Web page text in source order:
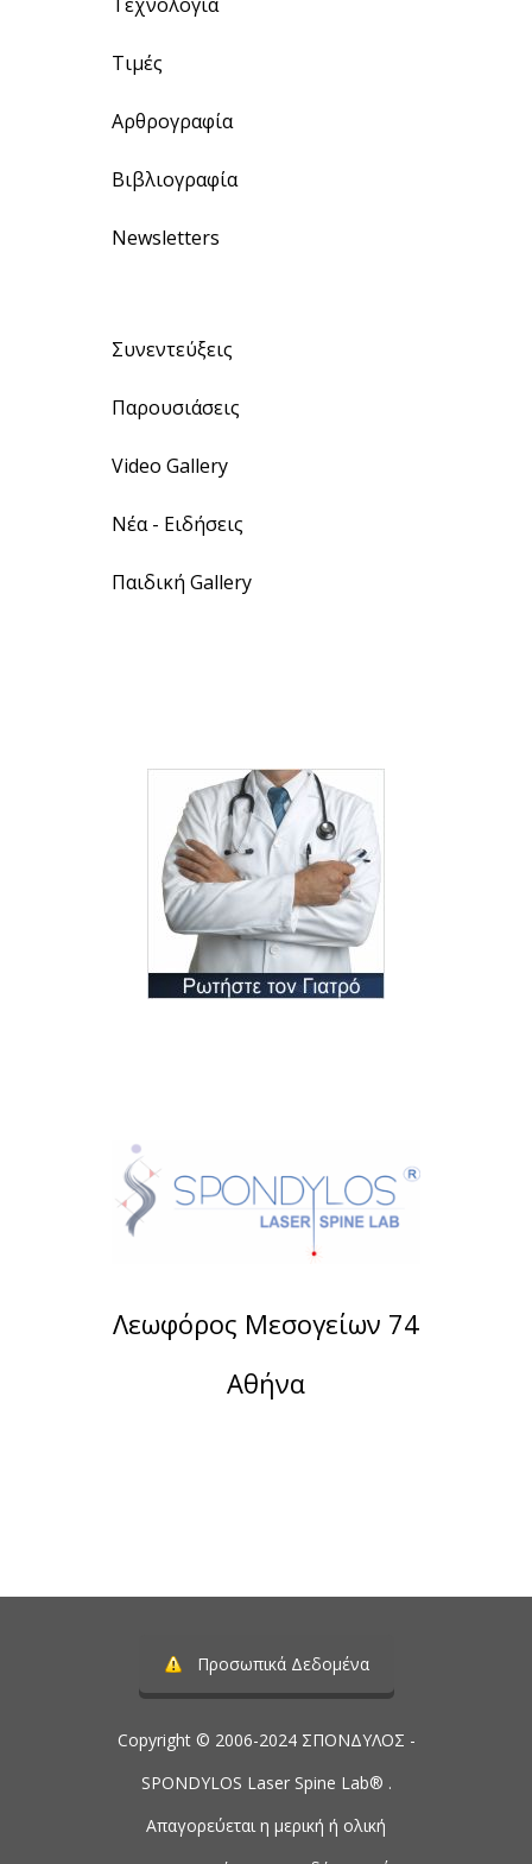
Τιμές
Αρθρογραφία
Βιβλιογραφία
Newsletters
Συνεντεύξεις
Παρουσιάσεις
Video Gallery
Νέα - Ειδήσεις
Παιδική Gallery
Λεωφόρος Μεσογείων 74
Αθήνα
Προσωπικά Δεδομένα
Copyright © 2006-2024 ΣΠΟΝΔΥΛΟΣ -
SPONDYLOS Laser Spine Lab® .
Απαγορεύεται η μερική ή ολική